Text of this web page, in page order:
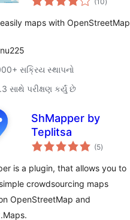
રેટિંગ્સ
maps with OpenStreetMap
સક્રિય સ્થાપનો
સાથે પરીક્ષણ કર્યું છે
ShMapper by
Teplitsa
(5કુલ
રેટિંગ્સ
)
is a plugin, that allows you to
crowdsourcing maps
OpenStreetMap and